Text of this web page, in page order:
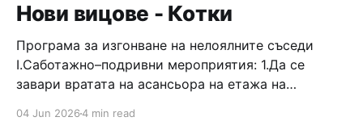
Нови вицове - Котки
Програма за изгонване на нелоялните съседи
I.Саботажно–подривни мероприятия: 1.Да се
завари вратата на асансьора на етажа на
04 Jun 20264 min read